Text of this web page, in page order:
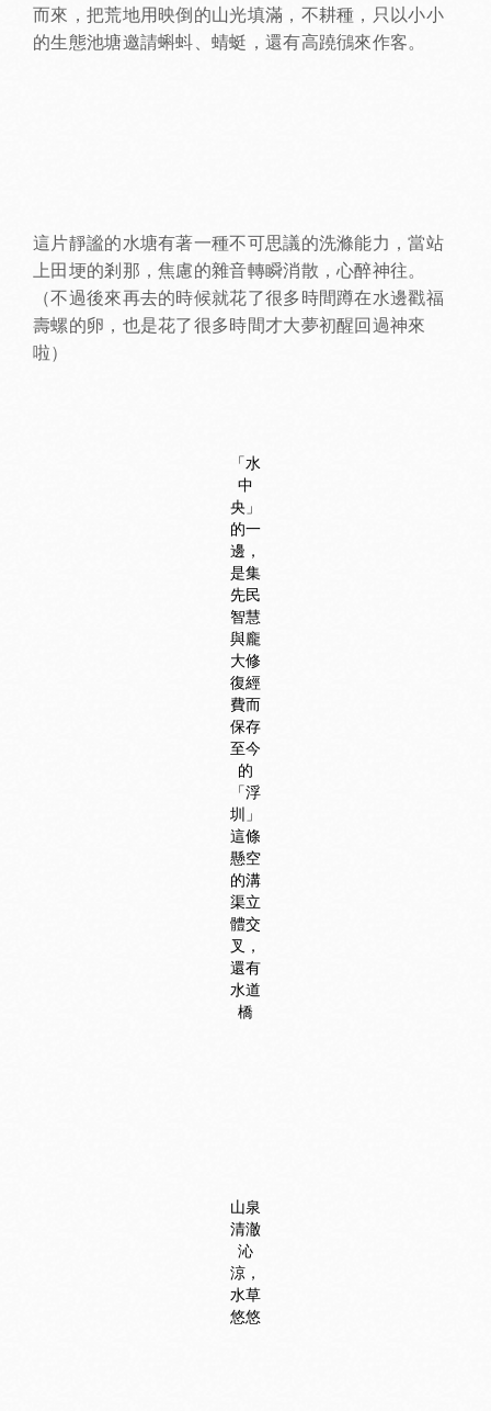
而來，把荒地用映倒的山光填滿，不耕種，只以小小
的生態池塘邀請蝌蚪、蜻蜓，還有高蹺鴴來作客。
這片靜謐的水塘有著一種不可思議的洗滌能力，當站
上田埂的剎那，焦慮的雜音轉瞬消散，心醉神往。
（不過後來再去的時候就花了很多時間蹲在水邊戳福
壽螺的卵，也是花了很多時間才大夢初醒回過神來
啦）
「水
中
央」
的一
邊，
是集
先民
智慧
與龐
大修
復經
費而
保存
至今
的
「浮
圳」
這條
懸空
的溝
渠立
體交
叉，
還有
水道
橋
山泉
清澈
沁
涼，
水草
悠悠